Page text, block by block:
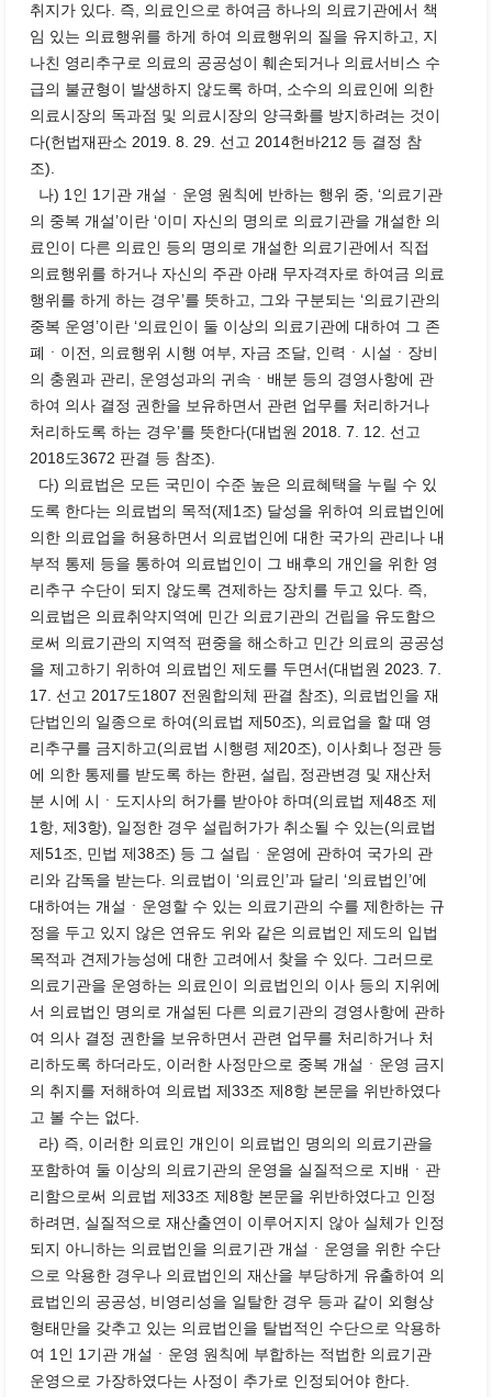
취지가 있다. 즉, 의료인으로 하여금 하나의 의료기관에서 책
임 있는 의료행위를 하게 하여 의료행위의 질을 유지하고, 지
나친 영리추구로 의료의 공공성이 훼손되거나 의료서비스 수
급의 불균형이 발생하지 않도록 하며, 소수의 의료인에 의한
의료시장의 독과점 및 의료시장의 양극화를 방지하려는 것이
다(헌법재판소 2019. 8. 29. 선고 2014헌바212 등 결정 참
조).
나) 1인 1기관 개설ㆍ운영 원칙에 반하는 행위 중, ‘의료기관
의 중복 개설’이란 ‘이미 자신의 명의로 의료기관을 개설한 의
료인이 다른 의료인 등의 명의로 개설한 의료기관에서 직접
의료행위를 하거나 자신의 주관 아래 무자격자로 하여금 의료
행위를 하게 하는 경우’를 뜻하고, 그와 구분되는 ‘의료기관의
중복 운영’이란 ‘의료인이 둘 이상의 의료기관에 대하여 그 존
폐ㆍ이전, 의료행위 시행 여부, 자금 조달, 인력ㆍ시설ㆍ장비
의 충원과 관리, 운영성과의 귀속ㆍ배분 등의 경영사항에 관
하여 의사 결정 권한을 보유하면서 관련 업무를 처리하거나
처리하도록 하는 경우’를 뜻한다(대법원 2018. 7. 12. 선고
2018도3672 판결 등 참조).
다) 의료법은 모든 국민이 수준 높은 의료혜택을 누릴 수 있
도록 한다는 의료법의 목적(제1조) 달성을 위하여 의료법인에
의한 의료업을 허용하면서 의료법인에 대한 국가의 관리나 내
부적 통제 등을 통하여 의료법인이 그 배후의 개인을 위한 영
리추구 수단이 되지 않도록 견제하는 장치를 두고 있다. 즉,
의료법은 의료취약지역에 민간 의료기관의 건립을 유도함으
로써 의료기관의 지역적 편중을 해소하고 민간 의료의 공공성
을 제고하기 위하여 의료법인 제도를 두면서(대법원 2023. 7.
17. 선고 2017도1807 전원합의체 판결 참조), 의료법인을 재
단법인의 일종으로 하여(의료법 제50조), 의료업을 할 때 영
리추구를 금지하고(의료법 시행령 제20조), 이사회나 정관 등
에 의한 통제를 받도록 하는 한편, 설립, 정관변경 및 재산처
분 시에 시ㆍ도지사의 허가를 받아야 하며(의료법 제48조 제
1항, 제3항), 일정한 경우 설립허가가 취소될 수 있는(의료법
제51조, 민법 제38조) 등 그 설립ㆍ운영에 관하여 국가의 관
리와 감독을 받는다. 의료법이 ‘의료인’과 달리 ‘의료법인’에
대하여는 개설ㆍ운영할 수 있는 의료기관의 수를 제한하는 규
정을 두고 있지 않은 연유도 위와 같은 의료법인 제도의 입법
목적과 견제가능성에 대한 고려에서 찾을 수 있다. 그러므로
의료기관을 운영하는 의료인이 의료법인의 이사 등의 지위에
서 의료법인 명의로 개설된 다른 의료기관의 경영사항에 관하
여 의사 결정 권한을 보유하면서 관련 업무를 처리하거나 처
리하도록 하더라도, 이러한 사정만으로 중복 개설ㆍ운영 금지
의 취지를 저해하여 의료법 제33조 제8항 본문을 위반하였다
고 볼 수는 없다.
라) 즉, 이러한 의료인 개인이 의료법인 명의의 의료기관을
포함하여 둘 이상의 의료기관의 운영을 실질적으로 지배ㆍ관
리함으로써 의료법 제33조 제8항 본문을 위반하였다고 인정
하려면, 실질적으로 재산출연이 이루어지지 않아 실체가 인정
되지 아니하는 의료법인을 의료기관 개설ㆍ운영을 위한 수단
으로 악용한 경우나 의료법인의 재산을 부당하게 유출하여 의
료법인의 공공성, 비영리성을 일탈한 경우 등과 같이 외형상
형태만을 갖추고 있는 의료법인을 탈법적인 수단으로 악용하
여 1인 1기관 개설ㆍ운영 원칙에 부합하는 적법한 의료기관
운영으로 가장하였다는 사정이 추가로 인정되어야 한다.